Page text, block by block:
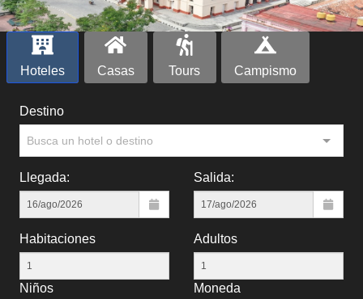
Hoteles Casas Tours Campismo
Destino
Busca un hotel o destino
Llegada: Salida:
Habitaciones Adultos
Niños Moneda